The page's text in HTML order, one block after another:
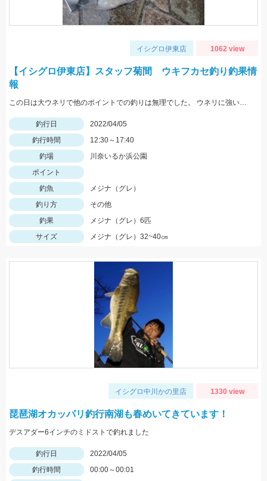
イシグロ伊東店 1062 view
【イシグロ伊東店】スタッフ菊間 ウキフカセ釣り釣果情
報
この日は大ウネリで他のポイントでの釣りは無理でした。 ウネリに強いこのポイントでも波は大きかったですが、 沖目のポイントでアタリが良く出ました！
釣行日
2022/04/05
釣行時間
12:30～17:40
釣場
川奈いるか浜公園
ポイント
釣魚
メジナ（グレ）
釣り方
その他
釣果
メジナ（グレ）6匹
サイズ
メジナ（グレ）32~40㎝
イシグロ中川かの里店 1330 view
琵琶湖オカッパリ釣行南湖も春めいてきています！
デスアダー6インチのミドストで釣れました
釣行日
2022/04/05
釣行時間
00:00～00:01